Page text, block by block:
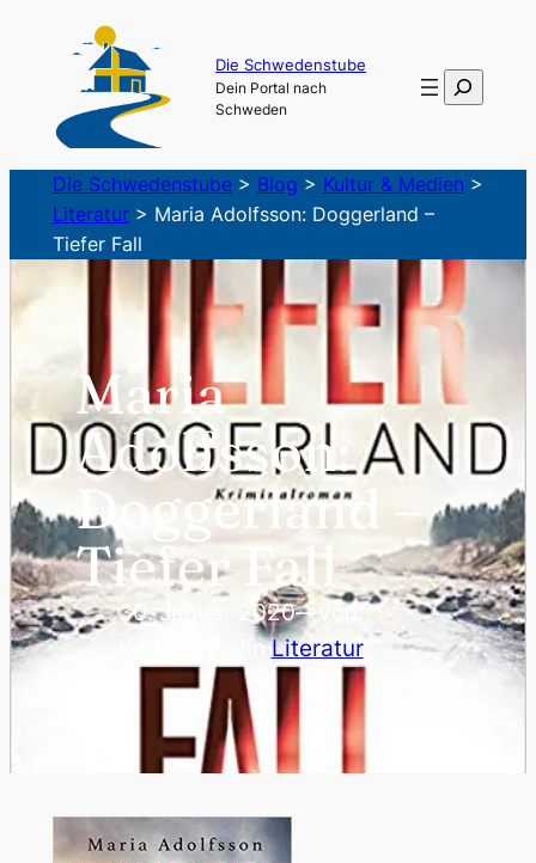
springen
Die Schwedenstube
Dein Portal nach
Schweden
Suchen
Die Schwedenstube> Blog > Kultur & Medien >
Literatur> Maria Adolfsson: Doggerland –
Tiefer Fall
Maria
Adolfsson:
Doggerland –
Tiefer Fall
30. Januar 2020—von
inLiteratur